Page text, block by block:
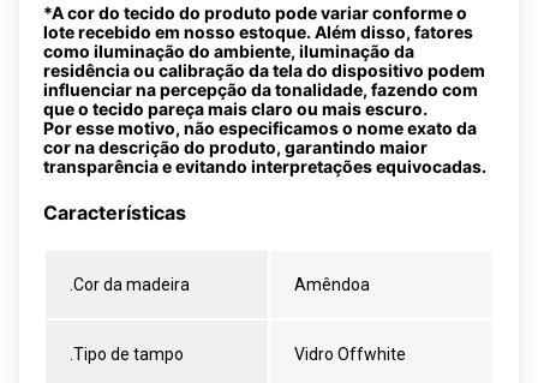
*A cor do tecido do produto pode variar conforme o
lote recebido em nosso estoque. Além disso, fatores
como iluminação do ambiente, iluminação da
residência ou calibração da tela do dispositivo podem
influenciar na percepção da tonalidade, fazendo com
que o tecido pareça mais claro ou mais escuro.
Por esse motivo, não especificamos o nome exato da
cor na descrição do produto, garantindo maior
transparência e evitando interpretações equivocadas.
Características
.Cor da madeira Amêndoa
.Tipo de tampo Vidro Offwhite